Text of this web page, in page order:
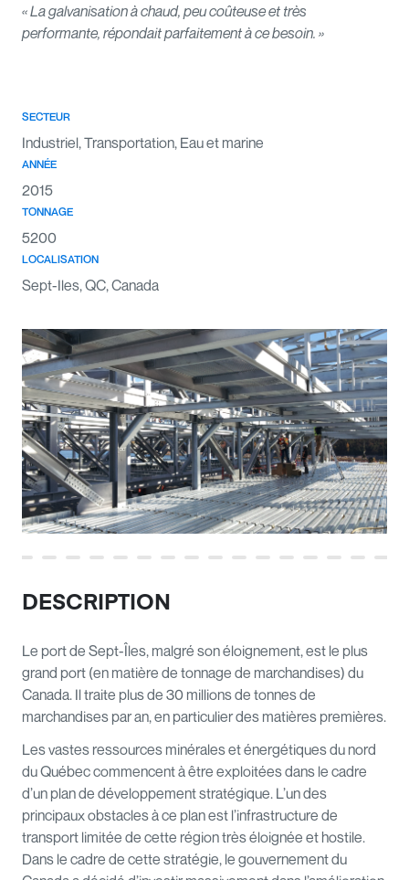
« La galvanisation à chaud, peu coûteuse et très
performante, répondait parfaitement à ce besoin. »
SECTEUR
Industriel, Transportation, Eau et marine
ANNÉE
2015
TONNAGE
5200
LOCALISATION
Sept-Iles, QC, Canada
DESCRIPTION
Le port de Sept-Îles, malgré son éloignement, est le plus
grand port (en matière de tonnage de marchandises) du
Canada. Il traite plus de 30 millions de tonnes de
marchandises par an, en particulier des matières premières.
Les vastes ressources minérales et énergétiques du nord
du Québec commencent à être exploitées dans le cadre
d’un plan de développement stratégique. L’un des
principaux obstacles à ce plan est l’infrastructure de
transport limitée de cette région très éloignée et hostile.
Dans le cadre de cette stratégie, le gouvernement du